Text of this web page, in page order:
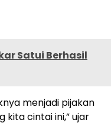
Satui Berhasil
menjadi pijakan
cintai ini,” ujar